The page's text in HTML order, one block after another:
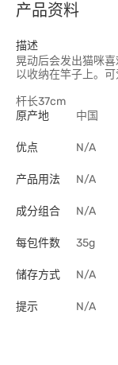
产品资料
描述
晃动后会发出猫咪
以收纳在竿子上。可
杆长37cm
原产地
中国
优点 N/A
产品用法 N/A
成分组合 N/A
每包件数 35g
储存方式 N/A
提示 N/A